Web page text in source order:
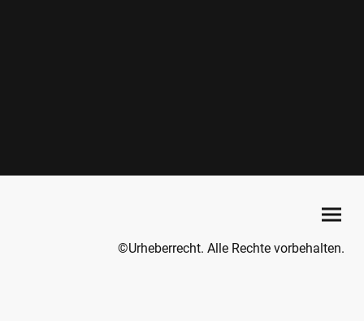
©Urheberrecht. Alle Rechte vorbehalten.